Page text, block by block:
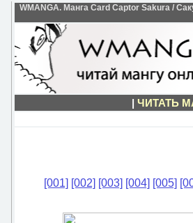
WMANGA. Манга Card Captor Sakura /
| ЧИТАТЬ
[001] [002] [003] [004] [005]